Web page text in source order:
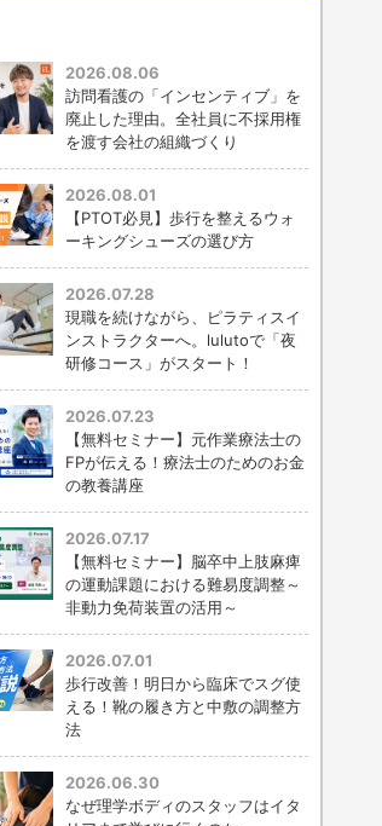
2026.08.06
訪問看護の「インセンティブ」を
廃止した理由。全社員に不採用権
を渡す会社の組織づくり
2026.08.01
【PTOT必見】歩行を整えるウォ
ーキングシューズの選び方
2026.07.28
現職を続けながら、ピラティスイ
ンストラクターへ。lulutoで「夜
研修コース」がスタート！
2026.07.23
【無料セミナー】元作業療法士の
FPが伝える！療法士のためのお金
の教養講座
2026.07.17
【無料セミナー】脳卒中上肢麻痺
の運動課題における難易度調整～
非動力免荷装置の活用～
2026.07.01
歩行改善！明日から臨床でスグ使
える！靴の履き方と中敷の調整方
法
2026.06.30
なぜ理学ボディのスタッフはイタ